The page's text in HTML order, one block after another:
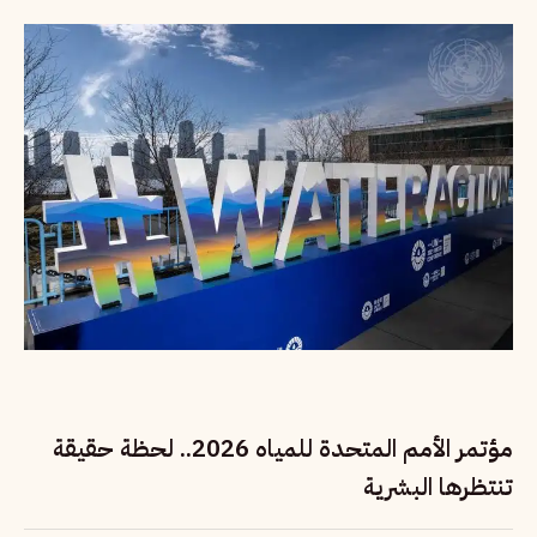
مؤتمر الأمم المتحدة للمياه 2026.. لحظة حقيقة
تنتظرها البشرية